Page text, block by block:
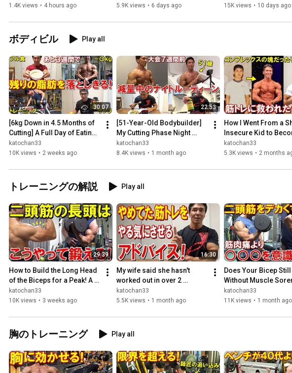
https://youtu.be/
6月27日
7月19日
ボディビル大会8週
https://youtu.be/
8月25日
【筋トレ】ボディ
https://youtu.be/
9月5日
ボディビル大会6日
https://youtu.be/
https://youtu.be/
9月11日
ボディビル大会の
https://youtu.be/
9月20日
オールジャパンメ
https://youtu.be/-
https://
#ビフォーアフター
Form! A 6-Days-Out
Entire...
1.4K views • 4 hours ago
Exchanges Worth Watching
5.9K views • 6 days ago
peak compared to
15K views • 10 days ago
ボディビル Play all
30:07
[6kg Down in 4.5 Months of
Cutting] A Full Day of Eating
and Back Training to Shred
Remaining Fat...
katochan33
10K views • 2 weeks ago
22:53
[51-Year-Old Bodybuilder]
My Cutting Phase Night
Routine to Shed Fat for the
Competition in 7 Weeks!
katochan33
8.4K views • 1 month ago
How I Went From a
Insecure Kid to
Personal Trainer
Strength Training
katochan33
5.3K views • 2 months
トレーニングの解説 Play all
29:39
How to Build the Long Head
of the Biceps for a Peak! A
Complete Guide to Form
Tips and Recommende...
katochan33
10K views • 3 weeks ago
16:30
My wife said she hasn't
worked out in over 2
months, so I gave her some
advice to help her get ba...
katochan33
5.5K views • 1 month ago
Does Your Bicep
Without Muscle
Explaining
Conditions and Form
katochan33
11K views • 1 month ago
胸のトレーニング Play all